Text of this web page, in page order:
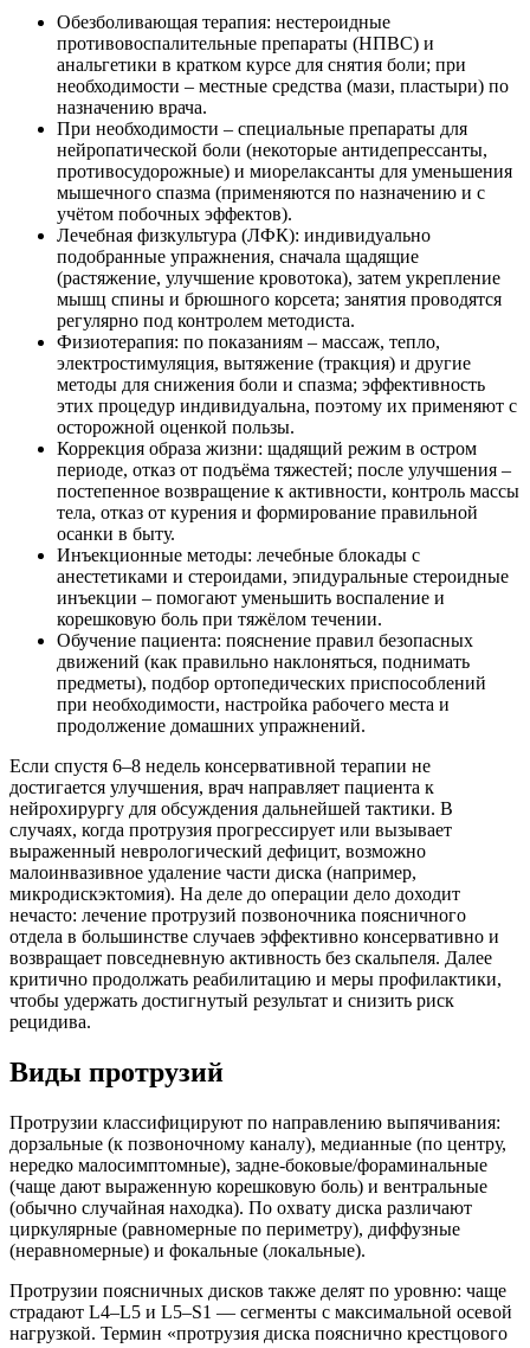
Обезболивающая терапия: нестероидные
противовоспалительные препараты (НПВС) и
анальгетики в кратком курсе для снятия боли; при
необходимости – местные средства (мази, пластыри) по
назначению врача.
При необходимости – специальные препараты для
нейропатической боли (некоторые антидепрессанты,
противосудорожные) и миорелаксанты для уменьшения
мышечного спазма (применяются по назначению и с
учётом побочных эффектов).
Лечебная физкультура (ЛФК): индивидуально
подобранные упражнения, сначала щадящие
(растяжение, улучшение кровотока), затем укрепление
мышц спины и брюшного корсета; занятия проводятся
регулярно под контролем методиста.
Физиотерапия: по показаниям – массаж, тепло,
электростимуляция, вытяжение (тракция) и другие
методы для снижения боли и спазма; эффективность
этих процедур индивидуальна, поэтому их применяют с
осторожной оценкой пользы.
Коррекция образа жизни: щадящий режим в остром
периоде, отказ от подъёма тяжестей; после улучшения –
постепенное возвращение к активности, контроль массы
тела, отказ от курения и формирование правильной
осанки в быту.
Инъекционные методы: лечебные блокады с
анестетиками и стероидами, эпидуральные стероидные
инъекции – помогают уменьшить воспаление и
корешковую боль при тяжёлом течении.
Обучение пациента: пояснение правил безопасных
движений (как правильно наклоняться, поднимать
предметы), подбор ортопедических приспособлений
при необходимости, настройка рабочего места и
продолжение домашних упражнений.
Если спустя 6–8 недель консервативной терапии не
достигается улучшения, врач направляет пациента к
нейрохирургу для обсуждения дальнейшей тактики. В
случаях, когда протрузия прогрессирует или вызывает
выраженный неврологический дефицит, возможно
малоинвазивное удаление части диска (например,
микродискэктомия). На деле до операции дело доходит
нечасто: лечение протрузий позвоночника поясничного
отдела в большинстве случаев эффективно консервативно и
возвращает повседневную активность без скальпеля. Далее
критично продолжать реабилитацию и меры профилактики,
чтобы удержать достигнутый результат и снизить риск
рецидива.
Виды протрузий
Протрузии классифицируют по направлению выпячивания:
дорзальные (к позвоночному каналу), медианные (по центру,
нередко малосимптомные), задне-боковые/фораминальные
(чаще дают выраженную корешковую боль) и вентральные
(обычно случайная находка). По охвату диска различают
циркулярные (равномерные по периметру), диффузные
(неравномерные) и фокальные (локальные).
Протрузии поясничных дисков также делят по уровню: чаще
страдают L4–L5 и L5–S1 — сегменты с максимальной осевой
нагрузкой. Термин «протрузия диска пояснично крестцового